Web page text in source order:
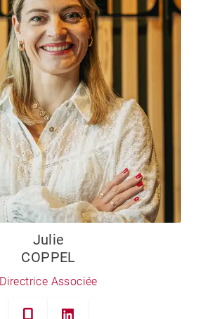
Julie
COPPEL
Directrice Associée